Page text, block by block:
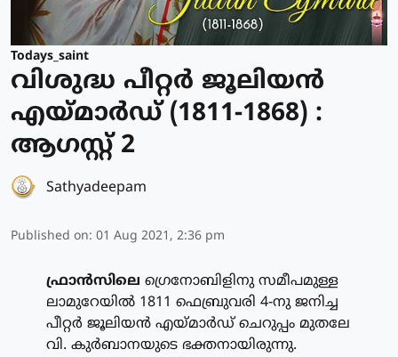
Todays_saint
വിശുദ്ധ പീറ്റര്‍ ജൂലിയന്‍
എയ്മാര്‍ഡ് (1811-1868) :
ആഗസ്റ്റ് 2
Sathyadeepam
Published on: 01 Aug 2021, 2:36 pm
ഫ്രാന്‍സിലെ ഗ്രെനോബിളിനു സമീപമുള്ള
ലാമുറേയില്‍ 1811 ഫെബ്രുവരി 4-നു ജനിച്ച
പീറ്റര്‍ ജൂലിയന്‍ എയ്മാര്‍ഡ് ചെറുപ്പം മുതലേ
വി. കുര്‍ബാനയുടെ ഭക്തനായിരുന്നു.